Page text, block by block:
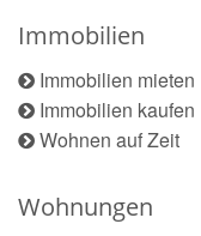
Immobilien
Immobilien mieten
Immobilien kaufen
Wohnen auf Zeit
Wohnungen